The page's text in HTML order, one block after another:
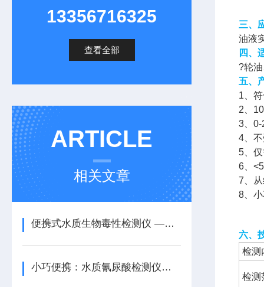
13356716325
查看全部
ARTICLE
相关文章
便携式水质生物毒性检测仪 —— 实验室的创新之光
小巧便携：水质氰尿酸检测仪的便捷之道
三、
油液
四、
?轮
五、
1、
2、
3、0-
4、
5、
6、
7、
8、
六、
检测
检测